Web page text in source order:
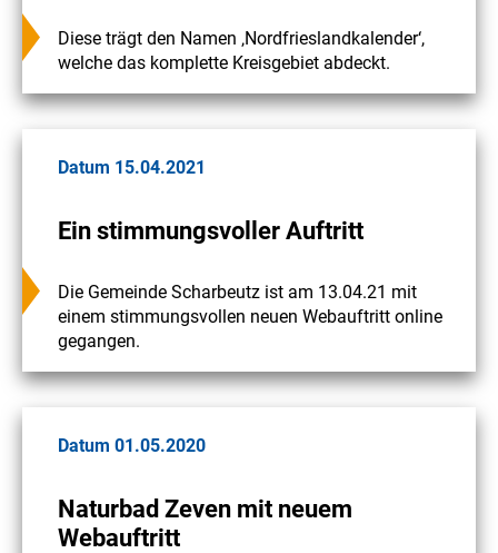
Diese trägt den Namen ‚Nordfrieslandkalender‘,
welche das komplette Kreisgebiet abdeckt.
Ein stimmungsvoller Auftritt
Datum 15.04.2021
Die Gemeinde Scharbeutz ist am 13.04.21 mit
einem stimmungsvollen neuen Webauftritt online
gegangen.
Naturbad Zeven mit neuem
Webauftritt
Datum 01.05.2020